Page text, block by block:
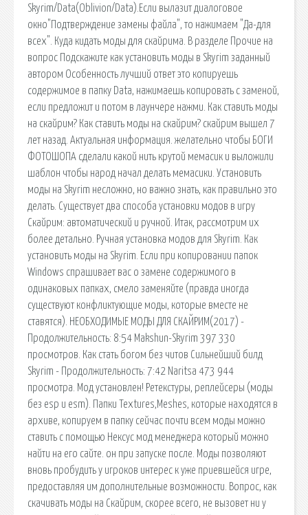
Skyrim/Data(Oblivion/Data).Если вылазит диалоговое
окно"Подтверждение замены файла", то нажимаем "Да-для
всех". Куда кидать моды для скайрима. В разделе Прочие на
вопрос Подскажите как установить моды в Skyrim заданный
автором Особенность лучший ответ это копируешь
содержимое в папку Data, нажимаешь копировать с заменой,
если предложит и потом в лаунчере нажми. Как ставить моды
на скайрим? Как ставить моды на скайрим? скайрим вышел 7
лет назад. Актуальная информация. желательно чтобы БОГИ
ФОТОШОПА сделали какой нить крутой мемасик и выложили
шаблон чтобы народ начал делать мемасики. Установить
моды на Skyrim несложно, но важно знать, как правильно это
делать. Существует два способа установки модов в игру
Скайрим: автоматический и ручной. Итак, рассмотрим их
более детально. Ручная установка модов для Skyrim. Как
установить моды на Skyrim. Если при копировании папок
Windows спрашивает вас о замене содержимого в
одинаковых папках, смело заменяйте (правда иногда
существуют конфликтующие моды, которые вместе не
ставятся). НЕОБХОДИМЫЕ МОДЫ ДЛЯ СКАЙРИМ(2017) -
Продолжительность: 8:54 Makshun-Skyrim 397 330
просмотров. Как стать богом без читов Сильнейший билд
Skyrim - Продолжительность: 7:42 Naritsa 473 944
просмотра. Мод установлен! Ретекстуры, реплейсеры (моды
без esp и esm). Папки Textures,Meshes, которые находятся в
архиве, копируем в папку сейчас почти всем моды можно
ставить с помощью Нексус мод менеджера который можно
найти на его сайте. он при запуске после. Моды позволяют
вновь пробудить у игроков интерес к уже приевшейся игре,
предоставляя им дополнительные возможности. Вопрос, как
скачивать моды на Скайрим, скорее всего, не вызовет ни у